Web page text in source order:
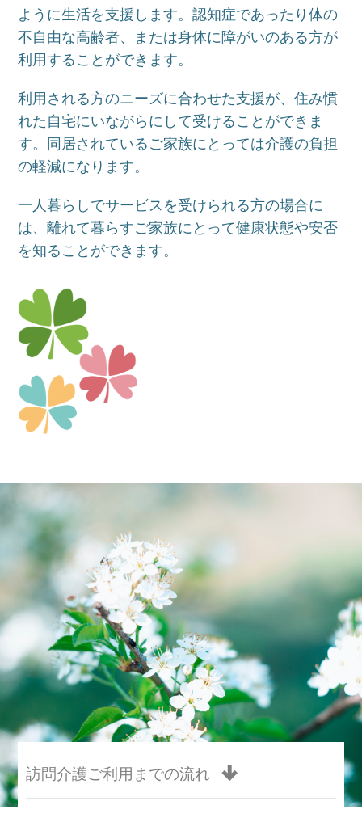
ように生活を支援します。認知症であったり体の
不自由な高齢者、または身体に障がいのある方が
利用することができます。
利用される方のニーズに合わせた支援が、住み慣
れた自宅にいながらにして受けることができま
す。同居されているご家族にとっては介護の負担
の軽減になります。
一人暮らしでサービスを受けられる方の場合に
は、離れて暮らすご家族にとって健康状態や安否
を知ることができます。
訪問介護ご利用までの流れ